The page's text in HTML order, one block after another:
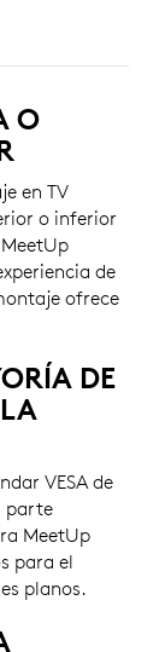
O
en TV
o inferior
de
ofrece
DE
VESA de
parte
MeetUp
para el
planos.